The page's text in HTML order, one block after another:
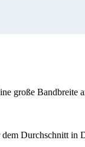
große Bandbreite
Durchschnitt in